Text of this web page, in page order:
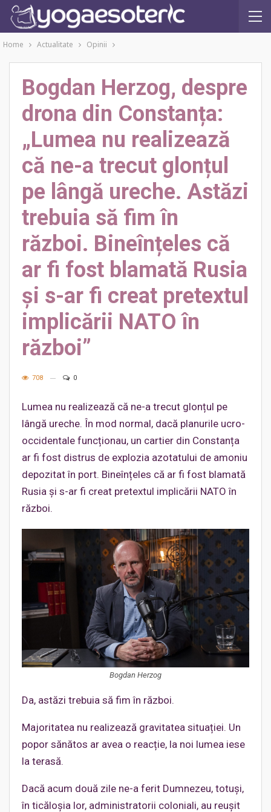
Home Actualitate Opinii
Bogdan Herzog, despre
drona din Constanța:
„Lumea nu realizează
că ne-a trecut glonțul
pe lângă ureche. Astăzi
trebuia să fim în
război. Bineînțeles că
ar fi fost blamată Rusia
și s-ar fi creat pretextul
implicării NATO în
război”
708 0
Lumea nu realizează că ne-a trecut glonțul pe
lângă ureche. În mod normal, dacă planurile ucro-
occidentale funcționau, un cartier din Constanța
ar fi fost distrus de explozia azotatului de amoniu
depozitat în port. Bineînțeles că ar fi fost blamată
Rusia și s-ar fi creat pretextul implicării NATO în
război.
Bogdan Herzog
Da, astăzi trebuia să fim în război.
Majoritatea nu realizează gravitatea situației. Un
popor sănătos ar avea o reacție, la noi lumea iese
la terasă.
Dacă acum două zile ne-a ferit Dumnezeu, totuși,
în ticăloșia lor, administratorii coloniali, au reușit